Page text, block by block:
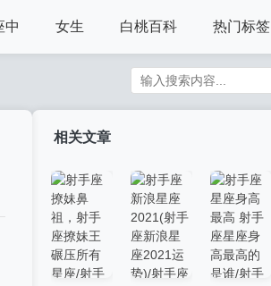
中 女生 白桃百科 热门标签
相关文章